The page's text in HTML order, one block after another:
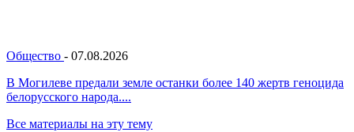
Общество - 07.08.2026
В Могилеве предали земле останки более 140 жертв геноцида
белорусского народа....
Все материалы на эту тему